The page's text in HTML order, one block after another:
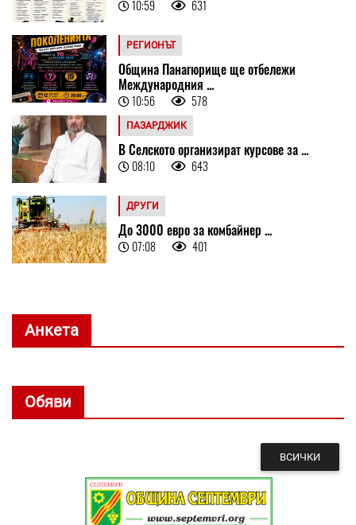
10:59 631
РЕГИОНЪТ
Община Панагюрище ще отбележи
Международния ...
10:56 578
ПАЗАРДЖИК
В Селското организират курсове за ...
08:10 643
ДРУГИ
До 3000 евро за комбайнер ...
07:08 401
Анкета
Обяви
ВСИЧКИ